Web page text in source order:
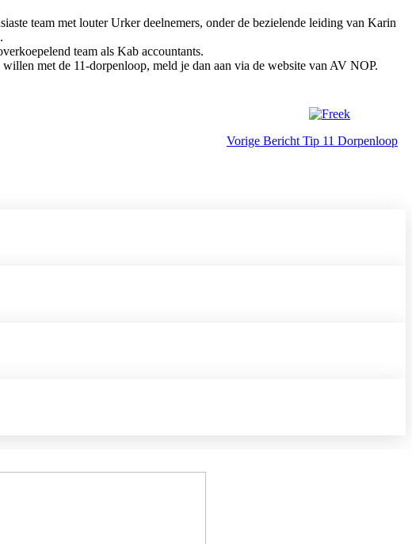
team met louter Urker deelnemers, onder de bezielende leiding van Karin
team als Kab accountants.
met de 11-dorpenloop, meld je dan aan via de website van AV NOP.
Vorige Bericht Tip 11 Dorpenloop